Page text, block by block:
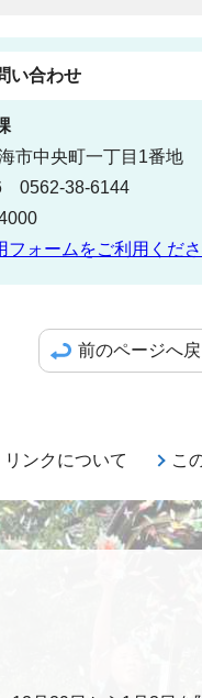
い合わせ
市中央町一丁目1番地
0562-38-6144
ォームをご利用くださ
前のページへ
リンクについて こ